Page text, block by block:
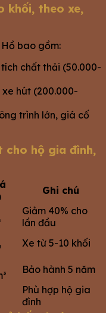
khối, theo xe,
bao gồm:
chất thải (50.000-
hút (200.000-
trình lớn, giá cố
hộ gia đình,
Ghi chú
Giảm 40% cho
lần đầu
Xe từ 5-10 khối
Bảo hành 5 năm
Phù hợp hộ gia
đình